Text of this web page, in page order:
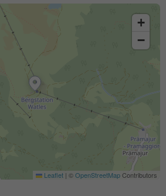
+
−
Leaflet | ©OpenStreetMapContributors